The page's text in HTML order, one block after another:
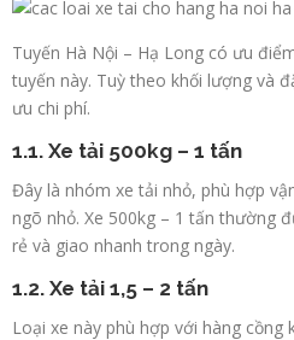
Tuyến Hà Nội – Hạ Long có ưu
tuyến này. Tuỳ theo khối lượng và
ưu chi phí.
1.1. Xe tải 500kg – 1 tấn
Đây là nhóm xe tải nhỏ, phù hợp
ngõ nhỏ. Xe 500kg – 1 tấn thường
rẻ và giao nhanh trong ngày.
1.2. Xe tải 1,5 – 2 tấn
Loại xe này phù hợp với hàng